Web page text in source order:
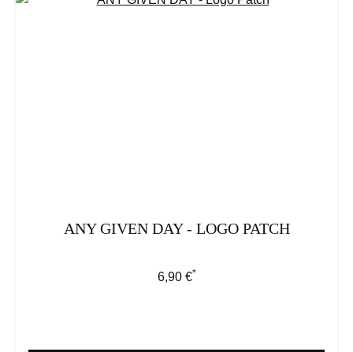
ANY GIVEN DAY - LOGO PATCH
Regulärer Preis:
6,90 €*